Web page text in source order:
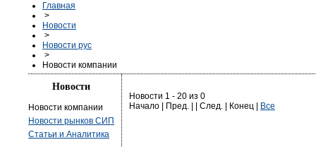
Главная
>
Новости
>
Новости рус
>
Новости компании
Новости
Новости компании
Новости рынков СИП
Статьи и Аналитика
Новости 1 - 20 из 0
Начало | Пред. | | След. | Конец
Все